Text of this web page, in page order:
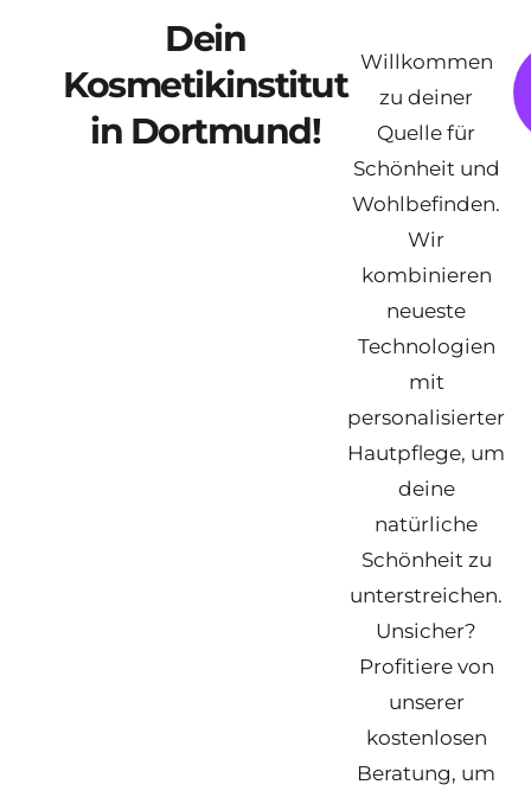
Dein
Kosmetikinstitut
in Dortmund!
Willkommen
zu deiner
Quelle für
Schönheit und
Wohlbefinden.
Wir
kombinieren
neueste
Technologien
mit
personalisierter
Hautpflege, um
deine
natürliche
Schönheit zu
unterstreichen.
Unsicher?
Profitiere von
unserer
kostenlosen
Beratung, um